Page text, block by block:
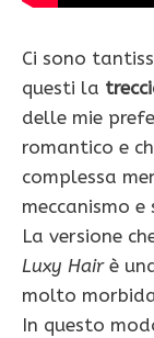
Ci sono
questi la
delle mie
romantico e
complessa
meccanismo
La versione
Luxy Hairè
molto
In questo